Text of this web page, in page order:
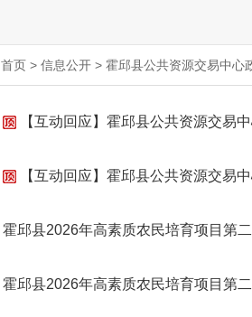
首页 > 信息公开 > 霍邱县公共资源交易中心
【互动回应】霍邱县公共资源交易
【互动回应】霍邱县公共资源交易
霍邱县2026年高素质农民培育项目第
霍邱县2026年高素质农民培育项目第